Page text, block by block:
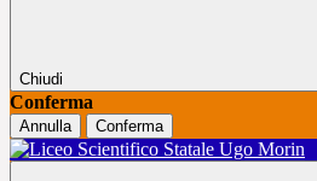
Chiudi
Conferma
Annulla Conferma